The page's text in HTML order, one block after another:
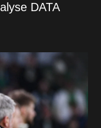
DATA